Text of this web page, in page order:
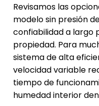
Revisamos las
modelo sin presión
confiabilidad a largo
propiedad. Para
sistema de alta
velocidad variable
tiempo de
humedad interior